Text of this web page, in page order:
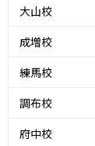
大山校
成増校
練馬校
調布校
府中校